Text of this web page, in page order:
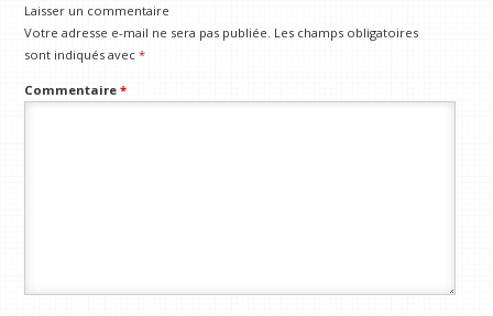
Laisser un commentaire
Votre adresse e-mail ne sera pas publiée. Les champs obligatoires
sont indiqués avec*
Commentaire*